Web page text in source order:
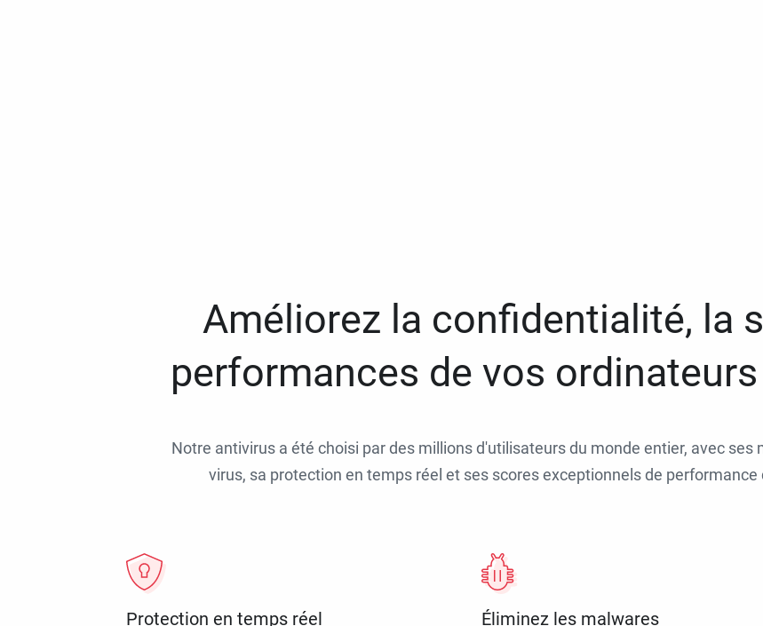
Améliorez la confidentialité, la
performances de vos
Notre antivirus a été choisi par des millions d'utilisateurs du monde entier, avec ses
virus, sa protection en temps réel et ses scores exceptionnels de
Protection en temps réel Éliminez les malwares